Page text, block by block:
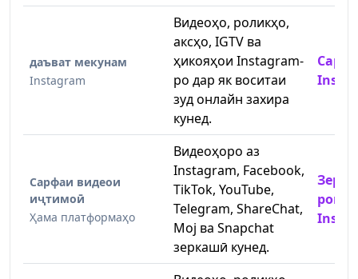
даъват мекунам
Instagram
Видеоҳо, роликҳо,
аксҳо, IGTV ва
ҳикояҳои Instagram-
ро дар як воситаи
зуд онлайн захира
кунед.
Сарфаи видеои
иҷтимоӣ
Ҳама платформаҳо
Видеоҳоро аз
Instagram, Facebook,
TikTok, YouTube,
Telegram, ShareChat,
Moj ва Snapchat
зеркашӣ кунед.